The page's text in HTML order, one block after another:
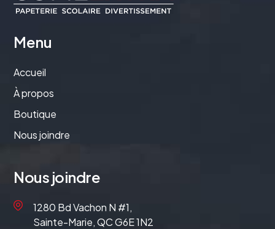
Menu
Accueil
À propos
Boutique
Nous joindre
Nous joindre
1280 Bd Vachon N #1,
Sainte-Marie, QC G6E 1N2